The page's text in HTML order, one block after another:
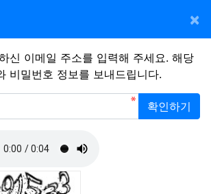
×
신 이메일 주소를 입력해 주세요. 해당
비밀번호 정보를 보내드립니다.
확인하기